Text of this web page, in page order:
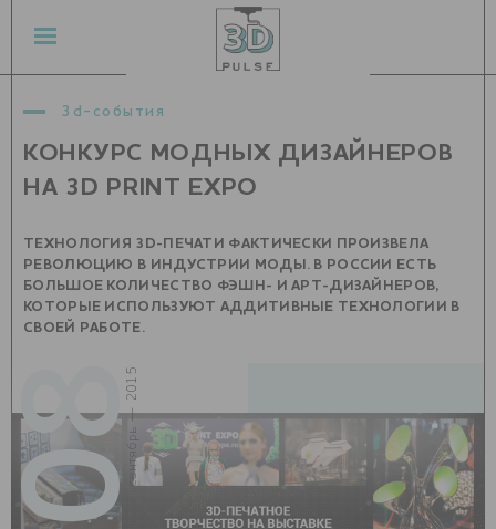
3d-события
КОНКУРС МОДНЫХ ДИЗАЙНЕРОВ
НА 3D PRINT EXPO
ТЕХНОЛОГИЯ 3D-ПЕЧАТИ ФАКТИЧЕСКИ ПРОИЗВЕЛА
РЕВОЛЮЦИЮ В ИНДУСТРИИ МОДЫ. В РОССИИ ЕСТЬ
БОЛЬШОЕ КОЛИЧЕСТВО ФЭШН- И АРТ-ДИЗАЙНЕРОВ,
КОТОРЫЕ ИСПОЛЬЗУЮТ АДДИТИВНЫЕ ТЕХНОЛОГИИ В
СВОЕЙ РАБОТЕ.
08
сентябрь — 2015